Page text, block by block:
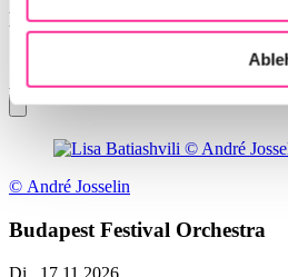
Münchner Symphoniker
Isarphilharmonie (Gasteig HP8)
© André Josselin
Budapest Festival Orchestra
Di., 17.11.2026